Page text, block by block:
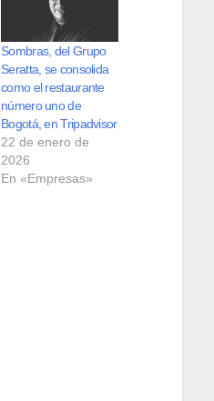
Sombras, del Grupo
Seratta, se consolida
como el restaurante
número uno de
Bogotá, en Tripadvisor
22 de enero de
2026
En «Empresas»